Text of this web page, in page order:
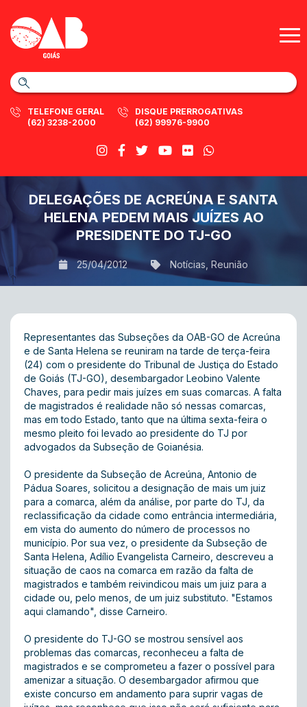
TELEFONE GERAL
(62) 3238-2000
DISQUE PRERROGATIVAS
(62) 99976-9900
DELEGAÇÕES DE ACREÚNA E SANTA
HELENA PEDEM MAIS JUÍZES AO
PRESIDENTE DO TJ-GO
25/04/2012 Notícias Reunião
Representantes das Subseções da OAB-GO de Acreúna
e de Santa Helena se reuniram na tarde de terça-feira
(24) com o presidente do Tribunal de Justiça do Estado
de Goiás (TJ-GO), desembargador Leobino Valente
Chaves, para pedir mais juízes em suas comarcas. A falta
de magistrados é realidade não só nessas comarcas,
mas em todo Estado, tanto que na última sexta-feira o
mesmo pleito foi levado ao presidente do TJ por
advogados da Subseção de Goianésia.
O presidente da Subseção de Acreúna, Antonio de
Pádua Soares, solicitou a designação de mais um juiz
para a comarca, além da análise, por parte do TJ, da
reclassificação da cidade como entrância intermediária,
em vista do aumento do número de processos no
município. Por sua vez, o presidente da Subseção de
Santa Helena, Adílio Evangelista Carneiro, descreveu a
situação de caos na comarca em razão da falta de
magistrados e também reivindicou mais um juiz para a
cidade ou, pelo menos, de um juiz substituto. "Estamos
aqui clamando", disse Carneiro.
O presidente do TJ-GO se mostrou sensível aos
problemas das comarcas, reconheceu a falta de
magistrados e se comprometeu a fazer o possível para
amenizar a situação. O desembargador afirmou que
existe concurso em andamento para suprir vagas de